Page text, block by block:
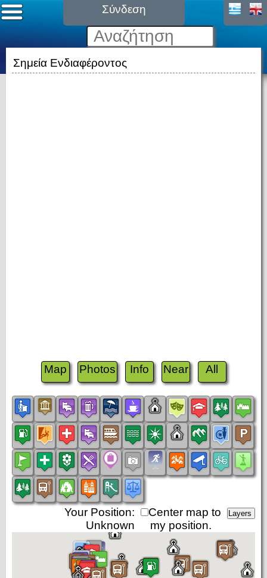
Σύνδεση
Σημεία Ενδιαφέροντος
Map Photos Info Near All
Center map to
my position.
Your Position:
Unknown